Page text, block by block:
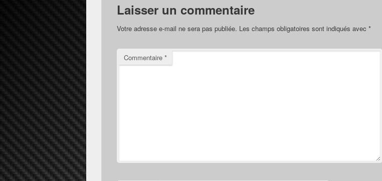
Laisser un commentaire
Votre adresse e-mail ne sera pas publiée. Les champs obligatoires sont indiqués avec *
Commentaire *